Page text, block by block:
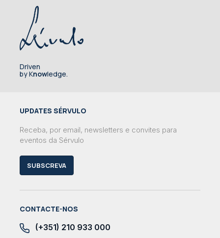
Driven
by Knowledge.
UPDATES SÉRVULO
Receba, por email, newsletters e convites para
eventos da Sérvulo
SUBSCREVA
CONTACTE-NOS
(+351) 210 933 000